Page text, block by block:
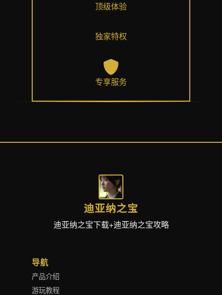
顶级体验
独家特权
专享服务
迪亚纳之宝
迪亚纳之宝下载+迪亚纳之宝攻略
导航
产品介绍
游玩教程